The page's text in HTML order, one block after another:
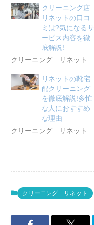
クリーニング店
リネットの口コ
ミは?気になるサ
ービス内容を徹
底解説!
クリーニング リネット
リネットの靴宅
配クリーニング
を徹底解説!多忙
な人におすすめ
な理由
クリーニング リネット
クリーニング リネット